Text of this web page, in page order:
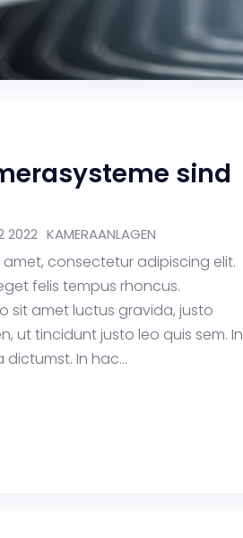
sind
2022 KAMERAANLAGEN
amet, consectetur adipiscing elit.
felis tempus rhoncus.
sit amet luctus gravida, justo
ut tincidunt justo leo quis sem. In
In hac...